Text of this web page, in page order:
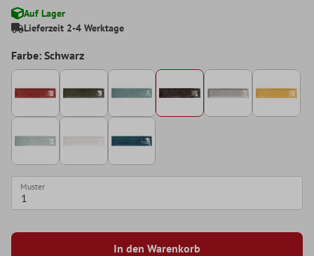
Auf Lager
Lieferzeit 2-4 Werktage
Farbe: Schwarz
Muster
In den Warenkorb